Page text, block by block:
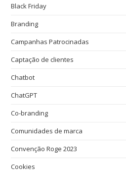
Black Friday
Branding
Campanhas Patrocinadas
Captação de clientes
Chatbot
ChatGPT
Co-branding
Comunidades de marca
Convenção Roge 2023
Cookies